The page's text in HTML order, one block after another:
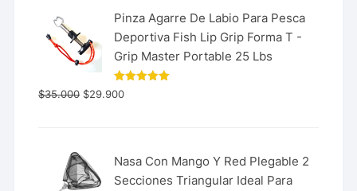
Pinza Agarre De Labio Para Pesca
Deportiva Fish Lip Grip Forma T -
Grip Master Portable 25 Lbs
Valorado
con
$35.000 $29.900
Nasa Con Mango Y Red Plegable 2
Secciones Triangular Ideal Para